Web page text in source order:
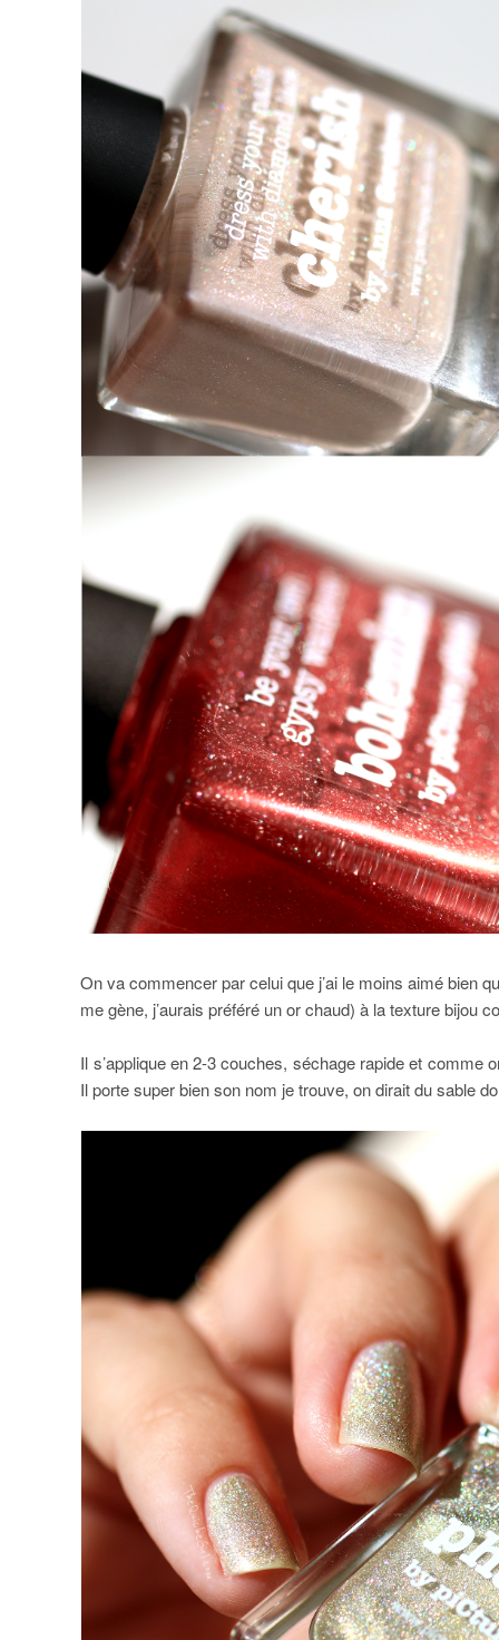
On va commencer par celui que j’ai le moins aimé bien
me gène, j’aurais préféré un or chaud) à la texture
Il s’applique en 2-3 couches, séchage rapide et comme
Il porte super bien son nom je trouve, on dirait du sable